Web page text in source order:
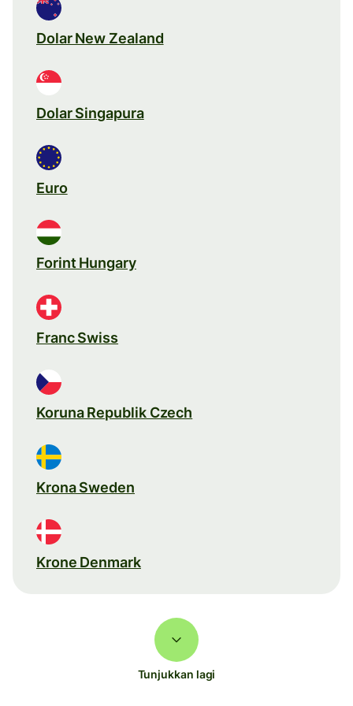
Dolar New Zealand
Dolar Singapura
Euro
Forint Hungary
Franc Swiss
Koruna Republik Czech
Krona Sweden
Krone Denmark
Tunjukkan lagi